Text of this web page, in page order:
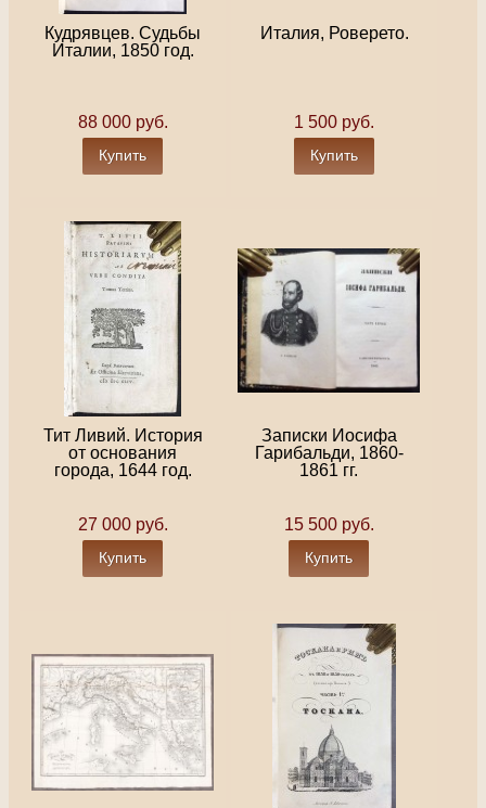
Кудрявцев. Судьбы
Италии, 1850 год.
88 000 руб.
Купить
Италия, Роверето.
1 500 руб.
Купить
Тит Ливий. История
от основания
города, 1644 год.
27 000 руб.
Купить
Записки Иосифа
Гарибальди, 1860-
1861 гг.
15 500 руб.
Купить